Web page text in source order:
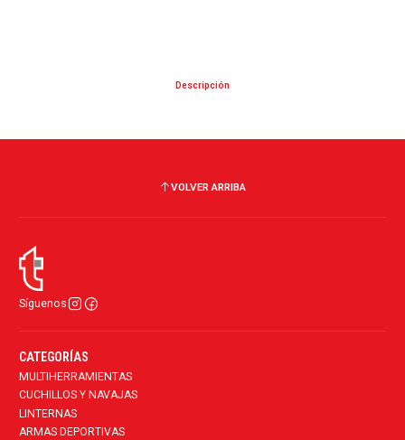
Descripción
VOLVER ARRIBA
Síguenos
CATEGORÍAS
MULTIHERRAMIENTAS
CUCHILLOS Y NAVAJAS
LINTERNAS
ARMAS DEPORTIVAS